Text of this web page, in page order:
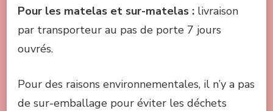
Pour les matelas et sur-matelas : livraison
par transporteur au pas de porte 7 jours
ouvrés.
Pour des raisons environnementales, il n’y a pas
de sur-emballage pour éviter les déchets